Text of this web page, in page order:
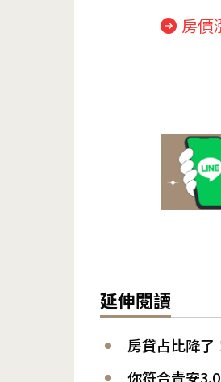
房價
延伸閱讀
房貸占比降
你符合青安